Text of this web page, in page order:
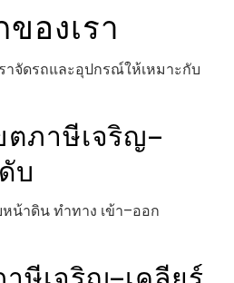
องเรา
าจัดรถและอุปกรณ์ให้เหมาะกับ
ภาษีเจริญ–
บ
น้าดิน ทำทาง เข้า–ออก